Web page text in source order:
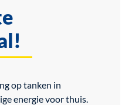
op tanken in
energie voor thuis.